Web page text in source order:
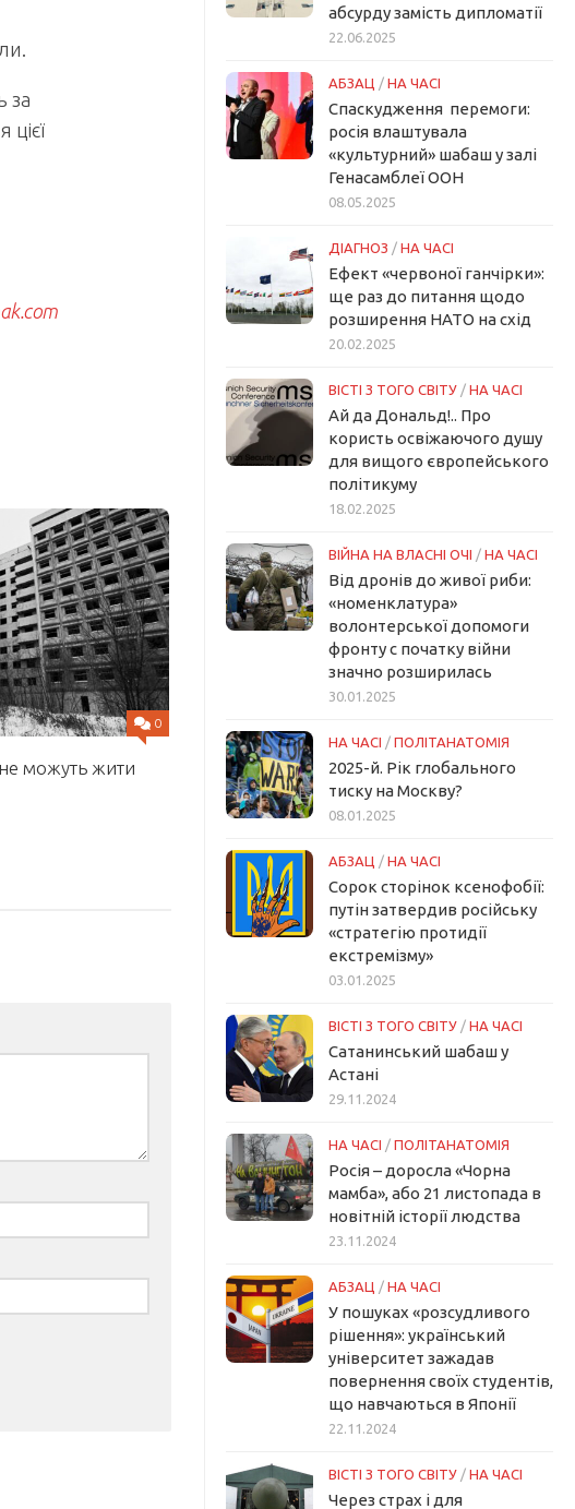
за
0
не можуть жити
абсурду замість дипломатії
22.06.2025
АБЗАЦ / НА ЧАСІ
Спаскудження перемоги:
росія влаштувала
«культурний» шабаш у залі
Генасамблеї ООН
08.05.2025
ДІАГНОЗ / НА ЧАСІ
Ефект «червоної ганчірки»:
ще раз до питання щодо
розширення НАТО на схід
20.02.2025
ВІСТІ З ТОГО СВІТУ / НА ЧАСІ
Ай да Дональд!.. Про
користь освіжаючого душу
для вищого європейського
політикуму
18.02.2025
ВІЙНА НА ВЛАСНІ ОЧІ / НА ЧАСІ
Від дронів до живої риби:
«номенклатура»
волонтерської допомоги
фронту с початку війни
значно розширилась
30.01.2025
НА ЧАСІ / ПОЛІТАНАТОМІЯ
2025-й. Рік глобального
тиску на Москву?
08.01.2025
АБЗАЦ / НА ЧАСІ
Сорок сторінок ксенофобії:
путін затвердив російську
«стратегію протидії
екстремізму»
03.01.2025
ВІСТІ З ТОГО СВІТУ / НА ЧАСІ
Сатанинський шабаш у
Астані
29.11.2024
НА ЧАСІ / ПОЛІТАНАТОМІЯ
Росія – доросла «Чорна
мамба», або 21 листопада в
новітній історії людства
23.11.2024
АБЗАЦ / НА ЧАСІ
У пошуках «розсудливого
рішення»: український
університет зажадав
повернення своїх студентів,
що навчаються в Японії
22.11.2024
ВІСТІ З ТОГО СВІТУ / НА ЧАСІ
Через страх і для